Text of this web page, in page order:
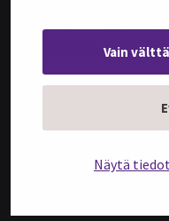
Vain
Näytä
@SEAMK-
Arkisto
Kirjoittajan ohjeet |
SEAMK